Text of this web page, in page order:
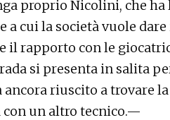
proprio Nicolini, che ha
a cui la società vuole
il rapporto con le
si presenta in salita
riuscito a trovare
un altro tecnico.—